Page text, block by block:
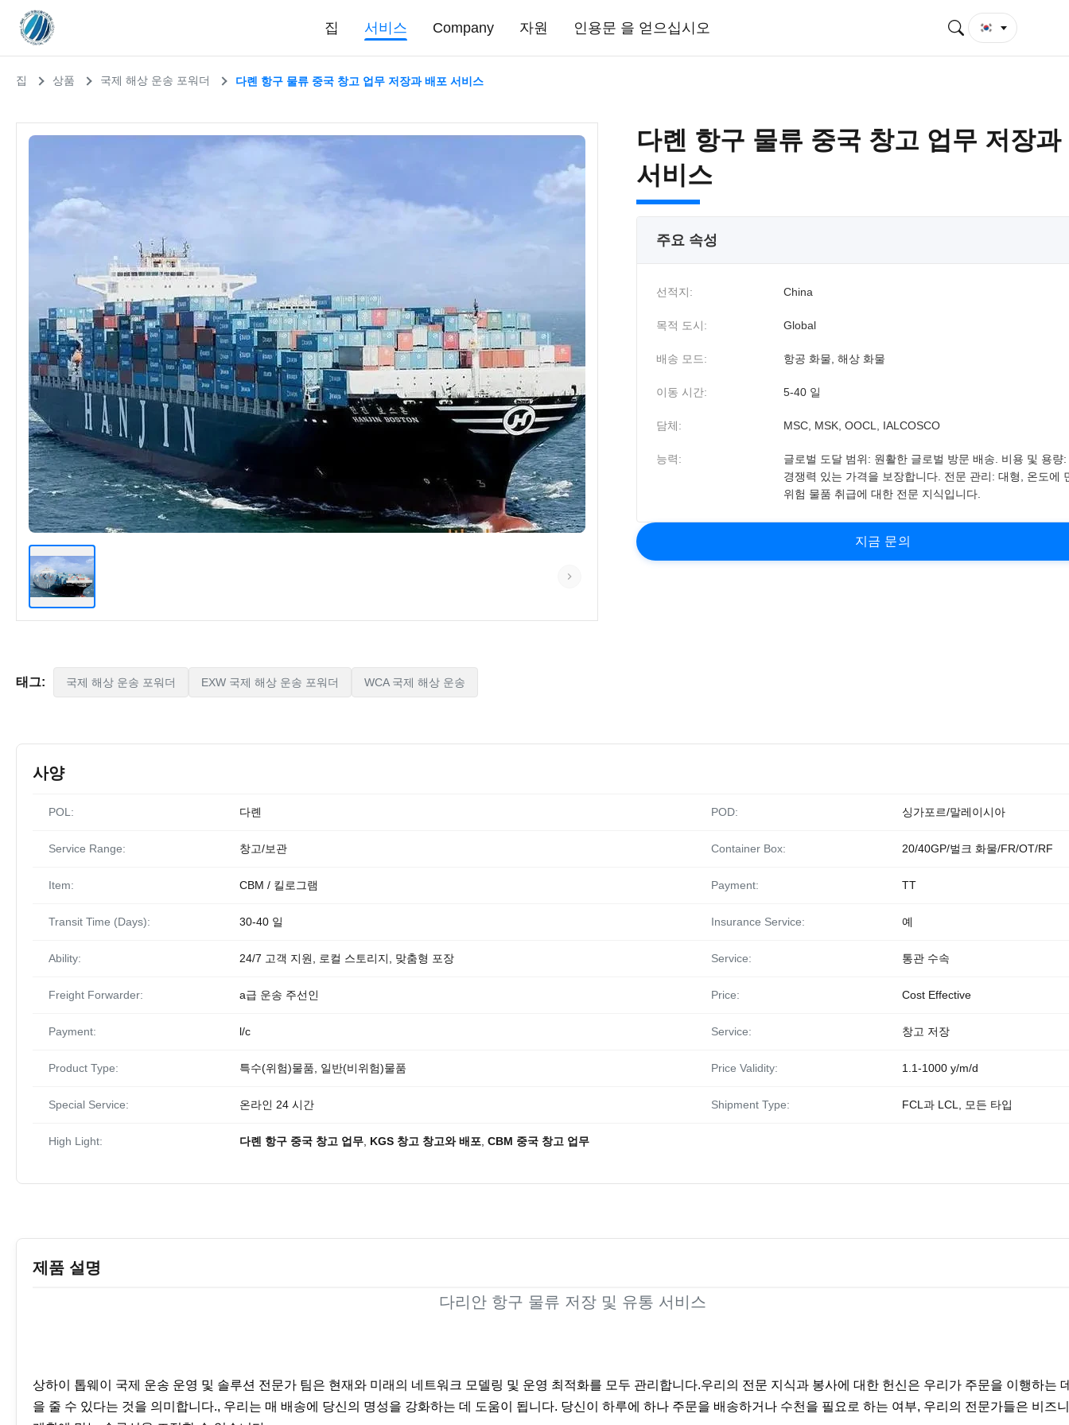
집 서비스 Company 자원 인용문 을 얻으십시오
집 상품 국제 해상 운송 포워더 다롄 항구 물류 중국 창고 업무 저장과 배포 서비스
다롄 항구 물류 중국 창고 업무 저장과
서비스
주요 속성
선적지: China
목적 도시: Global
배송 모드: 항공 화물, 해상 화물
이동 시간: 5-40 일
담체: MSC, MSK, OOCL, IALCOSCO
능력:
글로벌 도달 범위: 원활한 글로벌 방문 배송. 비용 및 용량
경쟁력 있는 가격을 보장합니다. 전문 관리: 대형, 온도에
위험 물품 취급에 대한 전문 지식입니다.
지 금 문의
태그: 국제 해상 운송 포워더 EXW 국제 해상 운송 포워더 WCA 국제 해상 운송
사양
POL: 다롄 POD: 싱가포르/말레이시아
Service Range: 창고/보관 Container Box: 20/40GP/벌크 화물/FR/OT/RF
Item: CBM / 킬로그램 Payment: TT
Transit Time (Days): 30-40 일 Insurance Service: 예
Ability: 24/7 고객 지원, 로컬 스토리지, 맞춤형 포장 Service: 통관 수속
Freight Forwarder: a급 운송 주선인 Price: Cost Effective
Payment: l/c Service: 창고 저장
Product Type: 특수(위험)물품, 일반(비위험)물품 Price Validity: 1.1-1000 y/m/d
Special Service: 온라인 24 시간 Shipment Type: FCL과 LCL, 모든 타입
High Light: 다롄 항구 중국 창고 업무 KGS 창고 창고와 배포 CBM 중국 창고 업무
제품 설명
다리안 항구 물류 저장 및 유통 서비스
상하이 톱웨이 국제 운송 운영 및 솔루션 전문가 팀은 현재와 미래의 네트워크 모델링 및 운영 최적화를 모두 관리합니다.우리의 전문 지식과 봉사에 대한 헌신은 우리가 주문을 이행하는
을 줄 수 있다는 것을 의미합니다., 우리는 매 배송에 당신의 명성을 강화하는 데 도움이 됩니다. 당신이 하루에 하나 주문을 배송하거나 수천을 필요로 하는 여부, 우리의 전문가들은 비즈